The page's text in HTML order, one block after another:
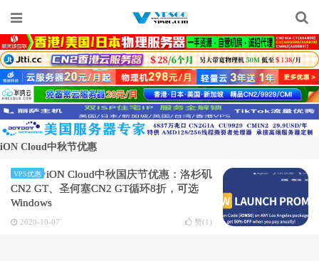
iON Cloud中秋节优惠
VPS优惠
iON Cloud中秋国庆节优惠：洛杉矶
CN2 GT、圣何塞CN2 GT循环8折，可选
Windows
2020-10-07 赞(1 )